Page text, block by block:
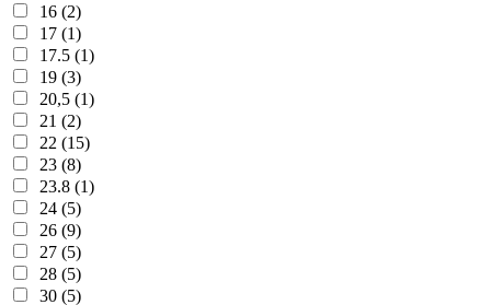
16 (2)
17 (1)
17.5 (1)
19 (3)
20,5 (1)
21 (2)
22 (15)
23 (8)
23.8 (1)
24 (5)
26 (9)
27 (5)
28 (5)
30 (5)